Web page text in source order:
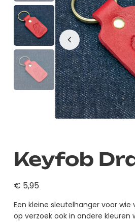
Keyfob
€ 5,95
Een kleine sleutelhanger voor wie
op verzoek ook in andere kleuren